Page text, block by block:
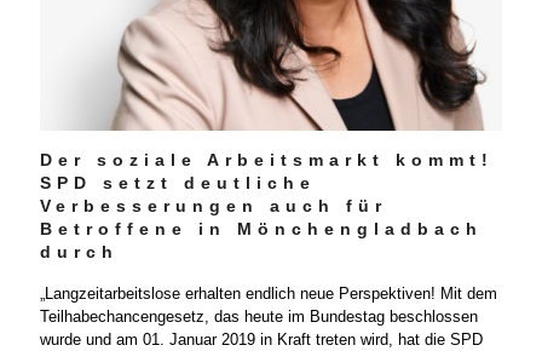
Der soziale Arbeitsmarkt kommt!
SPD setzt deutliche
Verbesserungen auch für
Betroffene in Mönchengladbach
durch
„Langzeitarbeitslose erhalten endlich neue Perspektiven! Mit dem
Teilhabechancengesetz, das heute im Bundestag beschlossen
wurde und am 01. Januar 2019 in Kraft treten wird, hat die SPD